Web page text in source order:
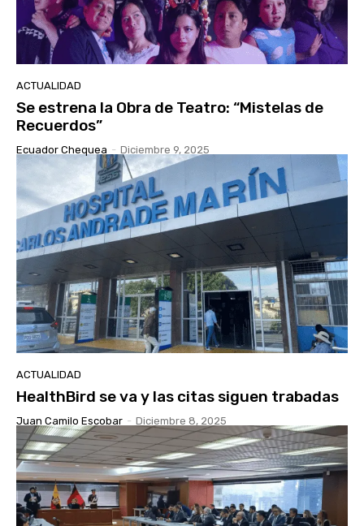
ACTUALIDAD
Se estrena la Obra de Teatro: “Mistelas de
Recuerdos”
Ecuador Chequea - Diciembre 9, 2025
ACTUALIDAD
HealthBird se va y las citas siguen trabadas
Juan Camilo Escobar - Diciembre 8, 2025